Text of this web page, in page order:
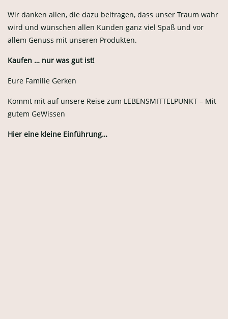
Wir danken allen, die dazu beitragen, dass unser Traum wahr
wird und wünschen allen Kunden ganz viel Spaß und vor
allem Genuss mit unseren Produkten.
Kaufen … nur was gut ist!
Eure Familie Gerken
Kommt mit auf unsere Reise zum LEBENSMITTELPUNKT – Mit
gutem GeWissen
Hier eine kleine Einführung…